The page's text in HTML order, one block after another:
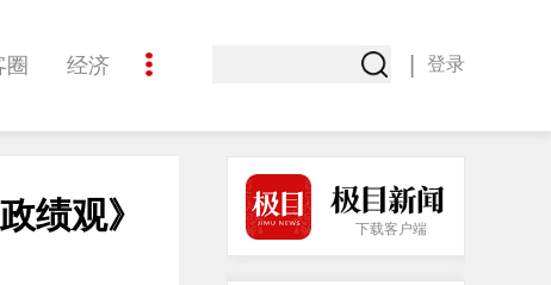
圈 经济 登录
绩观》 下载客户端